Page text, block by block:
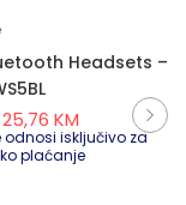
Headsets –
25,76 KM
odnosi isključivo za
plaćanje